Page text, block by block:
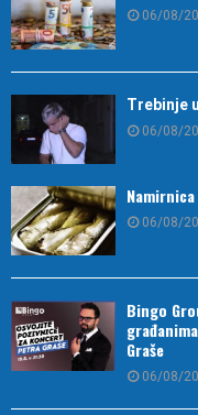
06/08/
Trebinje
06/08/
06/08/
Bingo
Graše
06/08/